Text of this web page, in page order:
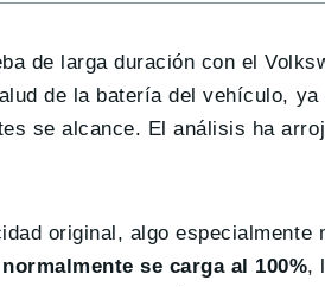
de larga duración con el
de la batería del vehículo,
se alcance. El análisis ha
original, algo especialmente
normalmente se carga al 100%,